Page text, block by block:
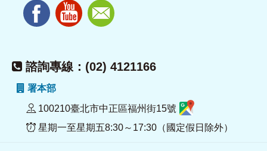
諮詢專線：(02) 4121166
署本部
100210臺北市中正區福州街15號
星期一至星期五8:30～17:30（國定假日除外）